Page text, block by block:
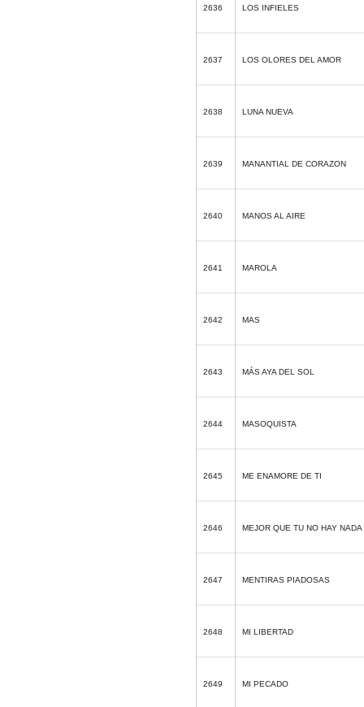
2636 LOS INFIELES
2637 LOS OLORES DEL AMOR
2638 LUNA NUEVA
2639 MANANTIAL DE CORAZON
2640 MANOS AL AIRE
2641 MAROLA
2642 MAS
2643 MÁS AYA DEL SOL
2644 MASOQUISTA
2645 ME ENAMORE DE TI
2646 MEJOR QUE TU NO HAY NADA
2647 MENTIRAS PIADOSAS
2648 MI LIBERTAD
2649 MI PECADO